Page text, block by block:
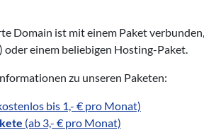
Domain ist mit einem Paket
einem beliebigen Hosting-Paket.
zu unseren Paketen:
bis 1,- € pro Monat)
(ab 3,- € pro Monat)